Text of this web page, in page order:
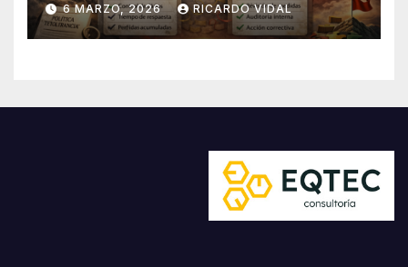
6 MARZO, 2026 RICARDO VIDAL